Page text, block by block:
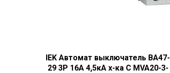
IEK Автомат выключатель ВА47-
29 3Р 16А 4,5кА х-ка С MVA20-3-